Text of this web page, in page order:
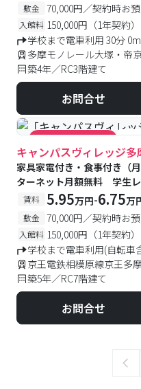
敷金 70,000円／契約時お預
入館料 150,000円（1年契約
学校まで電車利用 30分 0m
多摩モノレール大塚・帝
築4年／RC3階建て
お問合せ
#キャンペーン実施中 #食
キャンパスヴィレッジ多
家具家電付き・食事付き（
ターネット月額無料 学生
賃料 5.95万円-6.75万
敷金 70,000円／契約時お預
入館料 150,000円（1年契約
学校まで電車利用(自転車
京王電鉄相模原線京王多
築5年／RC7階建て
お問合せ